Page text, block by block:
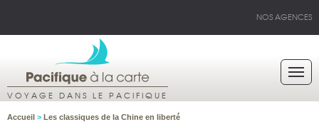
NOS AGENCES
VOYAGE DANS LE PACIFIQUE
Accueil > Les classiques de la Chine en liberté́